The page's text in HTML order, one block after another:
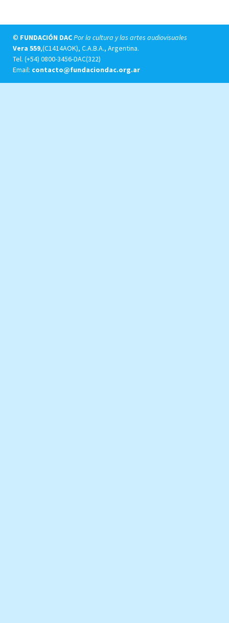
© FUNDACIÓN DACPor la cultura y las artes audiovisuales
Vera 559,(C1414AOK), C.A.B.A., Argentina.
Tel. (+54) 0800-3456-DAC(322)
Email: contacto@fundaciondac.org.ar